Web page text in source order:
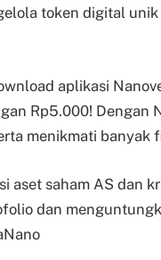
token digital
aplikasi
Rp5.000! Dengan
menikmati banyak
aset saham AS dan
dan